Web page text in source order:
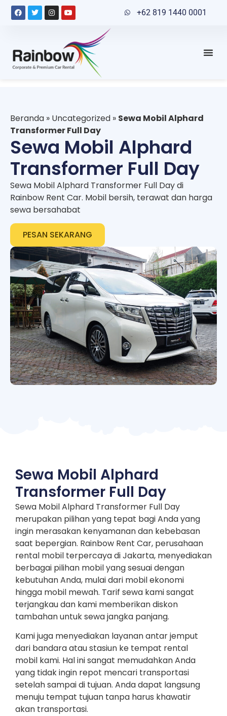
+62 819 1440 0001
Beranda » Uncategorized » Sewa Mobil Alphard
Transformer Full Day
Sewa Mobil Alphard
Transformer Full Day
Sewa Mobil Alphard Transformer Full Day di
Rainbow Rent Car. Mobil bersih, terawat dan harga
sewa bersahabat
PESAN SEKARANG
Sewa Mobil Alphard
Transformer Full Day
Sewa Mobil Alphard Transformer Full Day
merupakan pilihan yang tepat bagi Anda yang
ingin merasakan kenyamanan dan kebebasan
saat bepergian. Rainbow Rent Car, perusahaan
rental mobil terpercaya di Jakarta, menyediakan
berbagai pilihan mobil yang sesuai dengan
kebutuhan Anda, mulai dari mobil ekonomi
hingga mobil mewah. Tarif sewa kami sangat
terjangkau dan kami memberikan diskon
tambahan untuk sewa jangka panjang.
Kami juga menyediakan layanan antar jemput
dari bandara atau stasiun ke tempat rental
mobil kami. Hal ini sangat memudahkan Anda
yang tidak ingin repot mencari transportasi
setelah sampai di tujuan. Anda dapat langsung
menuju tempat tujuan tanpa harus khawatir
akan transportasi.